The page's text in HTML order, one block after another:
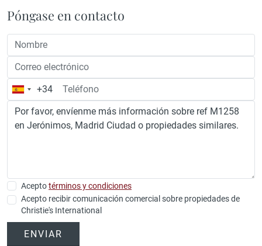
Póngase en contacto
España
+34
+34
Aceptotérminos y condiciones
Acepto recibir comunicación comercial sobre propiedades de
Christie's International
ENVIAR